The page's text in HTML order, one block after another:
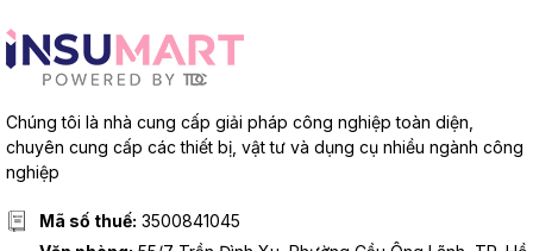
Chúng tôi là nhà cung cấp giải pháp công nghiệp toàn diện,
chuyên cung cấp các thiết bị, vật tư và dụng cụ nhiều ngành công
nghiệp
Mã số thuế: 3500841045